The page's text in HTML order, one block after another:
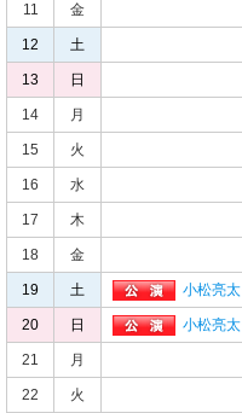
11 金
12 土
13 日
14 月
15 火
16 水
17 木
18 金
19 土 小松亮
20 日 小松亮
21 月
22 火